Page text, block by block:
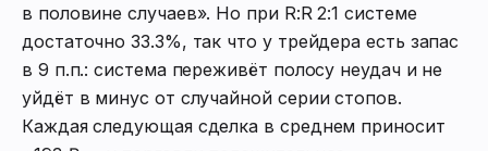
в половине случаев». Но при R:R 2:1 системе
достаточно 33.3%, так что у трейдера есть запас
в 9 п.п.: система переживёт полосу неудач и не
уйдёт в минус от случайной серии стопов.
Каждая следующая сделка в среднем приносит